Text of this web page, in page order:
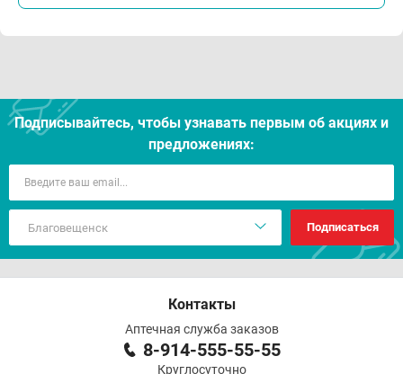
Подписывайтесь, чтобы узнавать первым об акцияx и
предложениях:
Подписаться
Контакты
Аптечная служба заказов
8-914-555-55-55
Круглосуточно